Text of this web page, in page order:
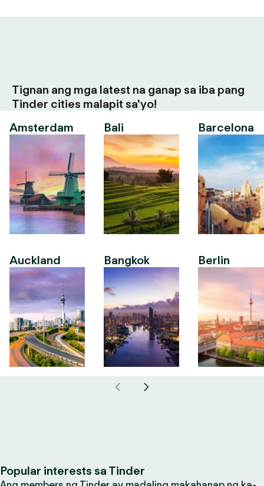
Tignan ang mga latest na ganap sa iba pang
Tinder cities malapit sa'yo!
Amsterdam
Auckland
Bali
Bangkok
Barcelona
Berlin
Popular interests sa Tinder